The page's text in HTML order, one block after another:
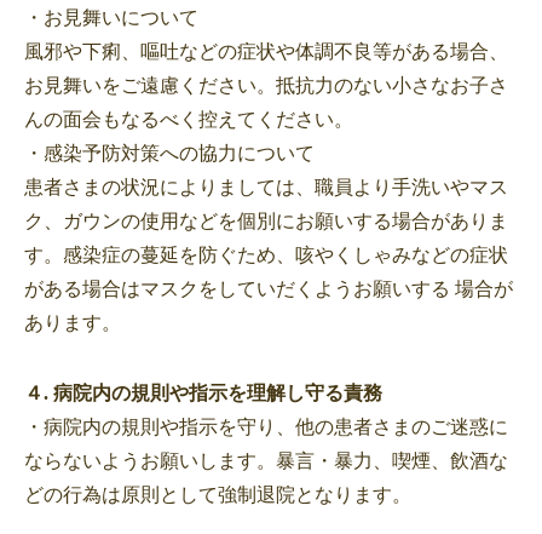
・お見舞いについて
風邪や下痢、嘔吐などの症状や体調不良等がある場合、
お見舞いをご遠慮ください。抵抗力のない小さなお子さ
んの面会もなるべく控えてください。
・感染予防対策への協力について
患者さまの状況によりましては、職員より手洗いやマス
ク、ガウンの使用などを個別にお願いする場合がありま
す。感染症の蔓延を防ぐため、咳やくしゃみなどの症状
がある場合はマスクをしていだくようお願いする 場合が
あります。
４. 病院内の規則や指示を理解し守る責務
・病院内の規則や指示を守り、他の患者さまのご迷惑に
ならないようお願いします。暴言・暴力、喫煙、飲酒な
どの行為は原則として強制退院となります。